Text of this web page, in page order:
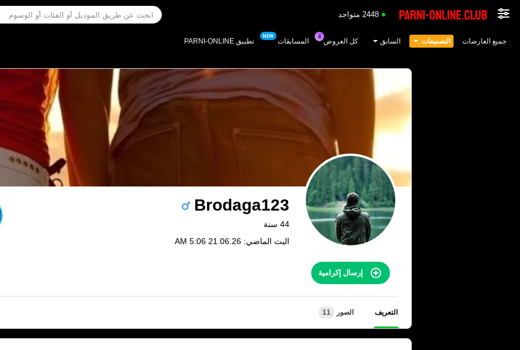
2448 متواجد
جميع العارضات التصنيفات السابق كل العروض المسابقات تطبيق PARNI-ONLINE
Brodaga123
44 سنة
البث الماضي: 21.06.26 5:06 AM
إرسال إكرامية
التعريف الصور 11